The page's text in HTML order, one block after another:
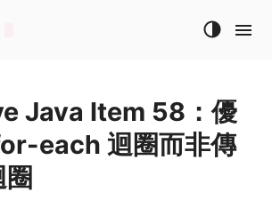
Java Item 58：優
each 迴圈而非傳